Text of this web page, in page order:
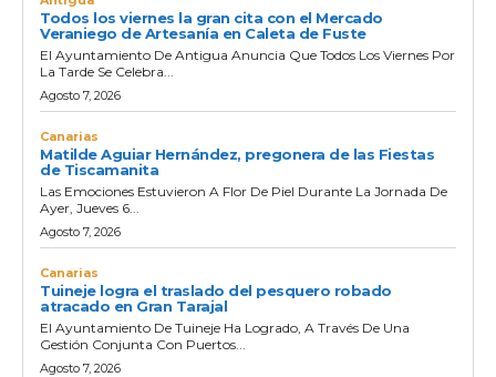
Todos los viernes la gran cita con el Mercado
Veraniego de Artesanía en Caleta de Fuste
El Ayuntamiento De Antigua Anuncia Que Todos Los Viernes Por
La Tarde Se Celebra...
Agosto 7, 2026
Canarias
Matilde Aguiar Hernández, pregonera de las Fiestas
de Tiscamanita
Las Emociones Estuvieron A Flor De Piel Durante La Jornada De
Ayer, Jueves 6...
Agosto 7, 2026
Canarias
Tuineje logra el traslado del pesquero robado
atracado en Gran Tarajal
El Ayuntamiento De Tuineje Ha Logrado, A Través De Una
Gestión Conjunta Con Puertos...
Agosto 7, 2026